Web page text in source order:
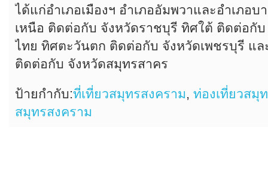
ได้แก่อำเภอเมืองฯ อำเภออัมพวาและอำเภอ
เหนือ ติดต่อกับ จังหวัดราชบุรี ทิศใต้ ติดต่อกับ
ไทย ทิศตะวันตก ติดต่อกับ จังหวัดเพชรบุรี แ
ติดต่อกับ จังหวัดสมุทรสาคร
ป้ายกำกับ:ที่เที่ยวสมุทรสงคราม, ท่องเที่ยวสมุ
สมุทรสงคราม